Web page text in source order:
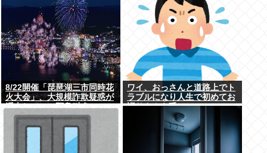
8/22開催「琵琶湖三市同時花
火大会」、大規模詐欺疑惑が
浮上してSNS阿鼻叫喚
ワイ、おっさんと道路上でト
ラブルになり人生で初めてお
巡りさんを呼ぶ